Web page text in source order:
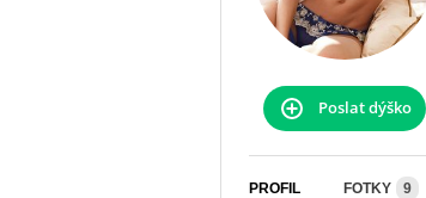
Poslat dýško
PROFIL FOTKY 9